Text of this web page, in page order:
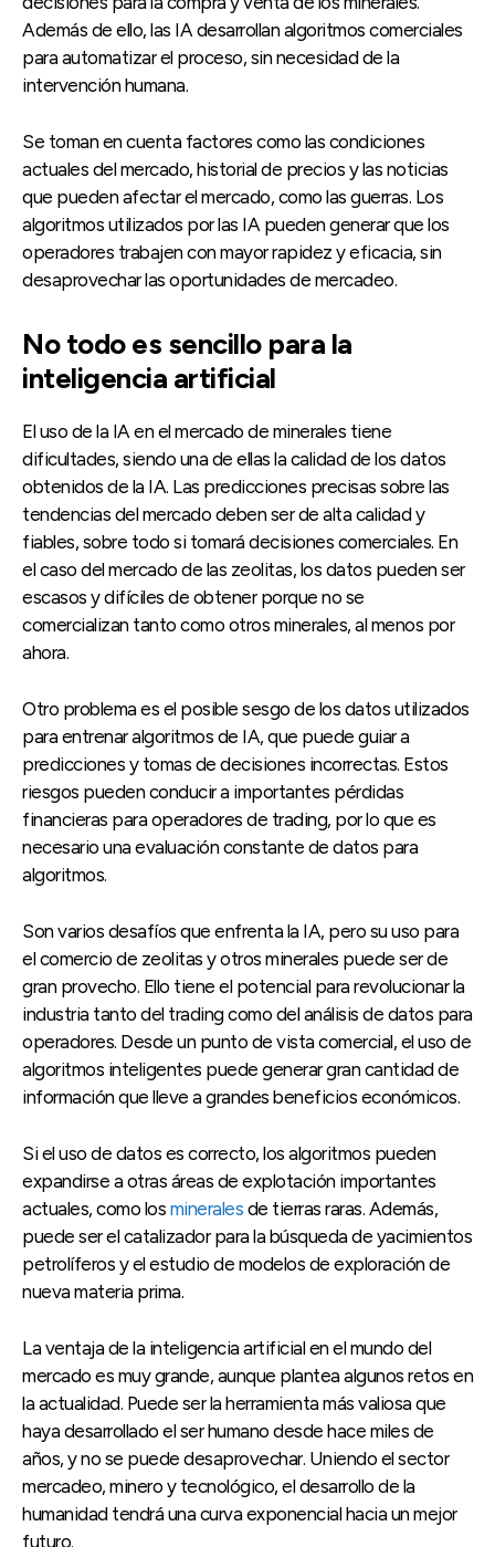
Además de ello, las IA desarrollan algoritmos comerciales
para automatizar el proceso, sin necesidad de la
intervención humana.
Se toman en cuenta factores como las condiciones
actuales del mercado, historial de precios y las noticias
que pueden afectar el mercado, como las guerras. Los
algoritmos utilizados por las IA pueden generar que los
operadores trabajen con mayor rapidez y eficacia, sin
desaprovechar las oportunidades de mercadeo.
No todo es sencillo para la
inteligencia artificial
El uso de la IA en el mercado de minerales tiene
dificultades, siendo una de ellas la calidad de los datos
obtenidos de la IA. Las predicciones precisas sobre las
tendencias del mercado deben ser de alta calidad y
fiables, sobre todo si tomará decisiones comerciales. En
el caso del mercado de las zeolitas, los datos pueden ser
escasos y difíciles de obtener porque no se
comercializan tanto como otros minerales, al menos por
ahora.
Otro problema es el posible sesgo de los datos utilizados
para entrenar algoritmos de IA, que puede guiar a
predicciones y tomas de decisiones incorrectas. Estos
riesgos pueden conducir a importantes pérdidas
financieras para operadores de trading, por lo que es
necesario una evaluación constante de datos para
algoritmos.
Son varios desafíos que enfrenta la IA, pero su uso para
el comercio de zeolitas y otros minerales puede ser de
gran provecho. Ello tiene el potencial para revolucionar la
industria tanto del trading como del análisis de datos para
operadores. Desde un punto de vista comercial, el uso de
algoritmos inteligentes puede generar gran cantidad de
información que lleve a grandes beneficios económicos.
Si el uso de datos es correcto, los algoritmos pueden
expandirse a otras áreas de explotación importantes
actuales, como los minerales de tierras raras. Además,
puede ser el catalizador para la búsqueda de yacimientos
petrolíferos y el estudio de modelos de exploración de
nueva materia prima.
La ventaja de la inteligencia artificial en el mundo del
mercado es muy grande, aunque plantea algunos retos en
la actualidad. Puede ser la herramienta más valiosa que
haya desarrollado el ser humano desde hace miles de
años, y no se puede desaprovechar. Uniendo el sector
mercadeo, minero y tecnológico, el desarrollo de la
humanidad tendrá una curva exponencial hacia un mejor
futuro.